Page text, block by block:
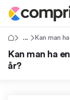
Tips & Råd
Kan man
Kan man ha
år?